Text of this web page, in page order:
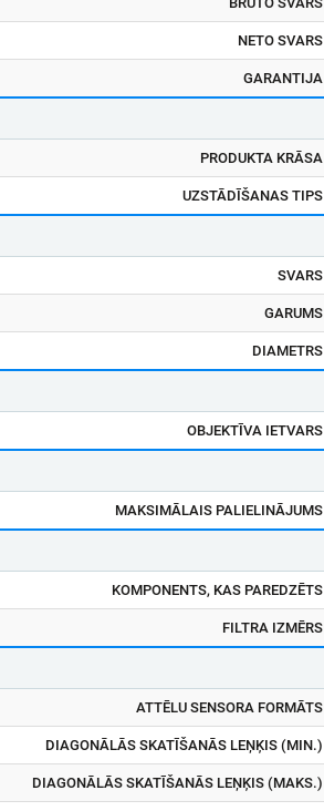
NETO SVARS
GARANTIJA
PRODUKTA KRĀSA
UZSTĀDĪŠANAS TIPS
SVARS
GARUMS
DIAMETRS
OBJEKTĪVA IETVARS
MAKSIMĀLAIS PALIELINĀJUMS
KOMPONENTS, KAS PAREDZĒTS
FILTRA IZMĒRS
ATTĒLU SENSORA FORMĀTS
DIAGONĀLĀS SKATĪŠANĀS LEŅĶIS (MIN.)
DIAGONĀLĀS SKATĪŠANĀS LEŅĶIS (MAKS.)